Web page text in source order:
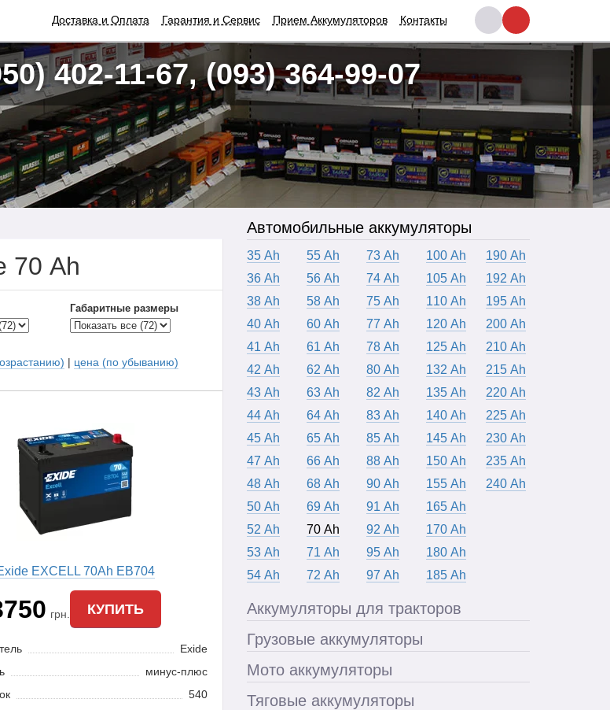
402-11-67, (093) 364-99-07
70 Ah
Габаритные размеры
| цена (по убыванию)
EXCELL 70Ah EB704
грн. КУПИТЬ
Exide
минус-плюс
540
Автомобильные аккумуляторы
35 Ah
36 Ah
38 Ah
40 Ah
41 Ah
42 Ah
43 Ah
44 Ah
45 Ah
47 Ah
48 Ah
50 Ah
52 Ah
53 Ah
54 Ah
55 Ah
56 Ah
58 Ah
60 Ah
61 Ah
62 Ah
63 Ah
64 Ah
65 Ah
66 Ah
68 Ah
69 Ah
70 Ah
71 Ah
72 Ah
73 Ah
74 Ah
75 Ah
77 Ah
78 Ah
80 Ah
82 Ah
83 Ah
85 Ah
88 Ah
90 Ah
91 Ah
92 Ah
95 Ah
97 Ah
100 Ah
105 Ah
110 Ah
120 Ah
125 Ah
132 Ah
135 Ah
140 Ah
145 Ah
150 Ah
155 Ah
165 Ah
170 Ah
180 Ah
185 Ah
190 Ah
192 Ah
195 Ah
200 Ah
210 Ah
215 Ah
220 Ah
225 Ah
230 Ah
235 Ah
240 Ah
Аккумуляторы для тракторов
Грузовые аккумуляторы
Мото аккумуляторы
Тяговые аккумуляторы
Доставка и Оплата Гарантия и Сервис Прием Аккумуляторов Контакты